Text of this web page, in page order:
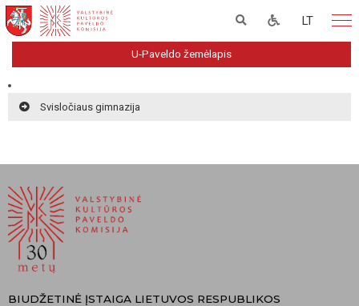
LT
U-Paveldo žemėlapis
Svisločiaus gimnazija
BIUDŽETINĖ ĮSTAIGA LIETUVOS RESPUBLIKOS